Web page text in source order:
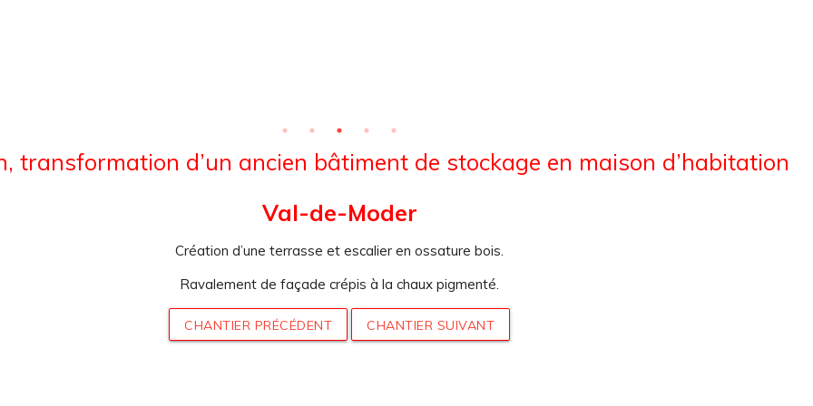
transformation d’un ancien bâtiment de stockage en maison d’habitation
Val-de-Moder
Création d’une terrasse et escalier en ossature bois.
Ravalement de façade crépis à la chaux pigmenté.
CHANTIER PRÉCÉDENT CHANTIER SUIVANT